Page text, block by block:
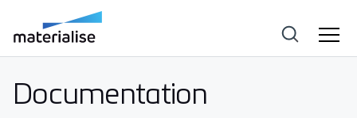
Documentation